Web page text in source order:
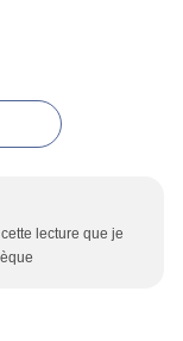
lecture que je